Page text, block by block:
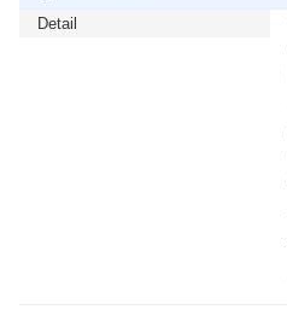
Detail